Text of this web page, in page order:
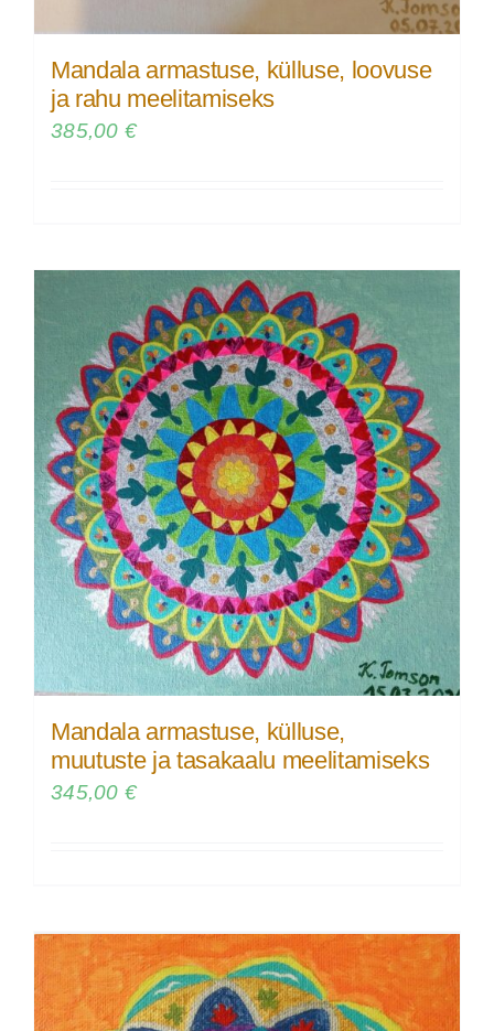
Mandala armastuse, külluse, loovuse
ja rahu meelitamiseks
385,00 €
Mandala armastuse, külluse,
muutuste ja tasakaalu meelitamiseks
345,00 €